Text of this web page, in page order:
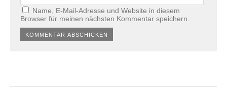
Name, E-Mail-Adresse und Website in diesem
Browser für meinen nächsten Kommentar speichern.